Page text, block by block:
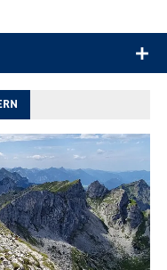
Ein Blog für alle, die gern